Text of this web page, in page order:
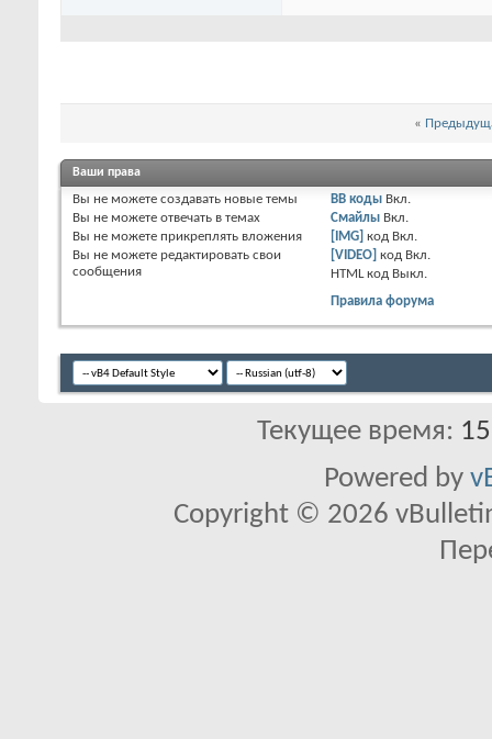
«
Ваши права
Вы не можете создавать новые темы
Вы не можете отвечать в темах
Вы не можете прикреплять вложения
Вы не можете редактировать свои
сообщения
BB коды Вкл.
Смайлы Вкл.
[IMG] код Вкл.
[VIDEO] код Вкл.
HTML код Выкл.
Правила форума
Текущее время:
Powered by
Copyright © 2026